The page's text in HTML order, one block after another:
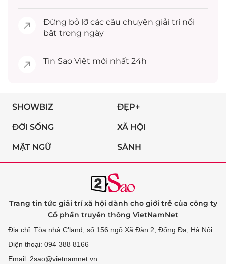
Đừng bỏ lỡ các câu chuyện giải trínổi
bật trong ngày
Tin Sao Việt mới nhất 24h
SHOWBIZ ĐẸP+
ĐỜI SỐNG XÃ HỘI
MẬT NGỮ SÀNH
Trang tin tức giải trí xã hội dành cho giới trẻ của công ty
Cổ phần truyền thông VietNamNet
Địa chỉ: Tòa nhà C’land, số 156 ngõ Xã Đàn 2, Đống Đa, Hà Nội
Điện thoại: 094 388 8166
Email: 2sao@vietnamnet.vn